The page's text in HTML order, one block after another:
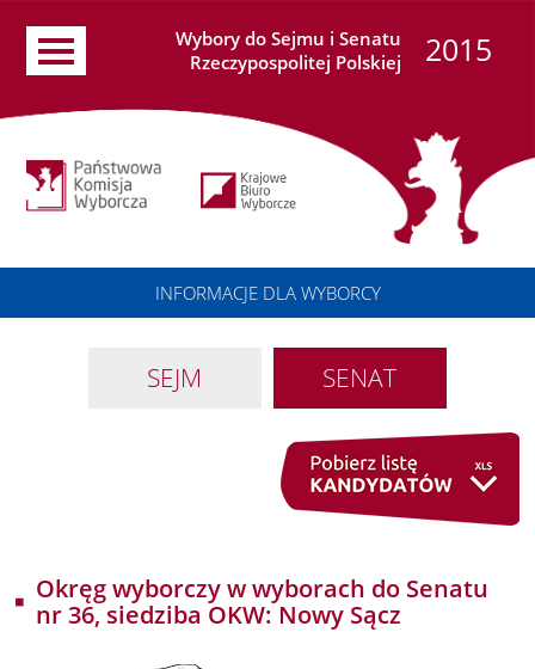
Wybory do Sejmu i Senatu
Rzeczypospolitej Polskiej
2015
INFORMACJE DLA WYBORCY
SEJM SENAT
Okręg wyborczy w wyborach do Senatu
nr 36, siedziba OKW: Nowy Sącz